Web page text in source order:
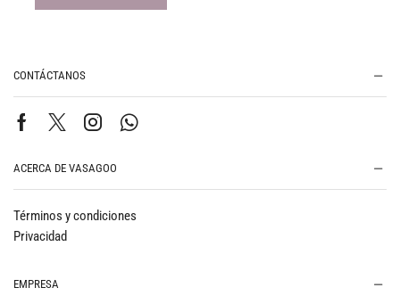
CONTÁCTANOS
ACERCA DE VASAGOO
Términos y condiciones
Privacidad
EMPRESA